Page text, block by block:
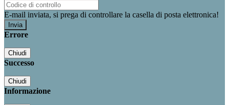
E-mail inviata, si prega di controllare la casella di posta elettronica!
Errore
Chiudi
Successo
Chiudi
Informazione